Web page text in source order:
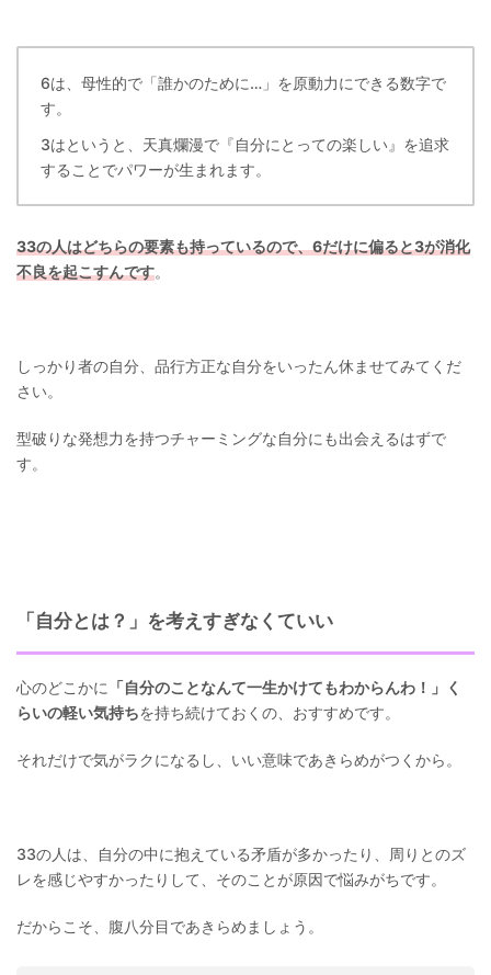
6は、母性的で「誰かのために…」を原動力にできる数字で
す。
3はというと、天真爛漫で『自分にとっての楽しい』を追求
することでパワーが生まれます。
33の人はどちらの要素も持っているので、6だけに偏ると3が消化
不良を起こすんです。
しっかり者の自分、品行方正な自分をいったん休ませてみてくだ
さい。
型破りな発想力を持つチャーミングな自分にも出会えるはずで
す。
「自分とは？」を考えすぎなくていい
心のどこかに 「自分のことなんて一生かけてもわからんわ！」く
らいの軽い気持ちを持ち続けておくの、おすすめです。
それだけで気がラクになるし、いい意味であきらめがつくから。
33の人は、自分の中に抱えている矛盾が多かったり、周りとのズ
レを感じやすかったりして、そのことが原因で悩みがちです。
だからこそ、腹八分目であきらめましょう。